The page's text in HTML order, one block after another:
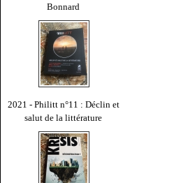
Bonnard
2021 - Philitt n°11 : Déclin et
salut de la littérature